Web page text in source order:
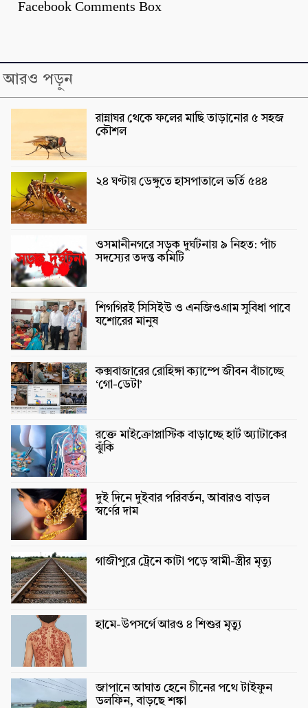
Facebook Comments Box
আরও পড়ুন
রান্নাঘর থেকে ফলের মাছি তাড়ানোর ৫ সহজ
কৌশল
২৪ ঘণ্টায় ডেঙ্গুতে হাসপাতালে ভর্তি ৫৪৪
ওসমানীনগরে সড়ক দুর্ঘটনায় ৯ নিহত: পাঁচ
সদস্যের তদন্ত কমিটি
শিগগিরই সিসিইউ ও এনজিওগ্রাম সুবিধা পাবে
যশোরের মানুষ
কক্সবাজারের রোহিঙ্গা ক্যাম্পে জীবন বাঁচাচ্ছে
‘গো-ডেটা’
রক্তে মাইক্রোপ্লাস্টিক বাড়াচ্ছে হার্ট অ্যাটাকের
ঝুঁকি
দুই দিনে দুইবার পরিবর্তন, আবারও বাড়ল
স্বর্ণের দাম
গাজীপুরে ট্রেনে কাটা পড়ে স্বামী-স্ত্রীর মৃত্যু
হামে-উপসর্গে আরও ৪ শিশুর মৃত্যু
জাপানে আঘাত হেনে চীনের পথে টাইফুন
ডলফিন, বাড়ছে শঙ্কা